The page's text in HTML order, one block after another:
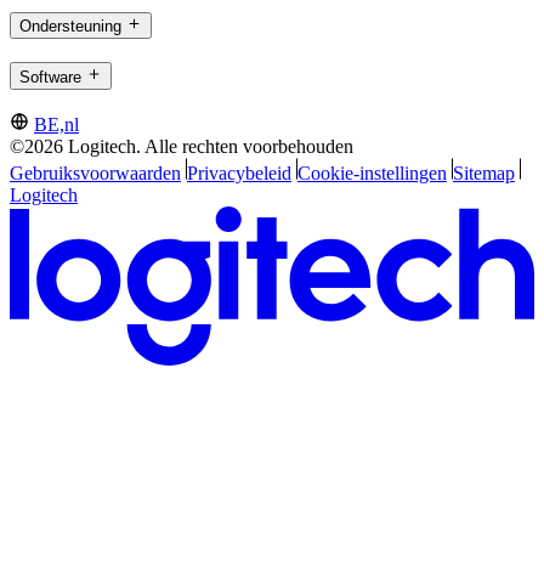
Ondersteuning
Software
BE,nl
©2026 Logitech. Alle rechten voorbehouden
Gebruiksvoorwaarden Privacybeleid Cookie-instellingen Sitemap
Logitech